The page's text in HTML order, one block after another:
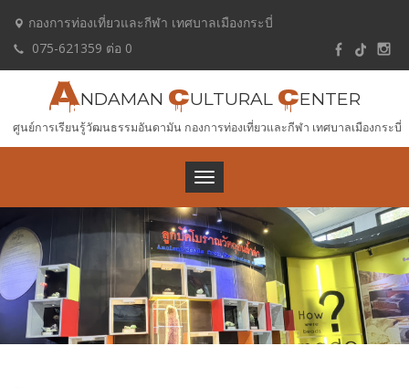
กองการท่องเที่ยวและกีฬา เทศบาลเมืองกระบี่
075-621359 ต่อ 0
ANDAMAN CULTURAL CENTER
ศูนย์การเรียนรู้วัฒนธรรมอันดามัน กองการท่องเที่ยวและกีฬา เทศบาลเมืองกระบี่
Toggle